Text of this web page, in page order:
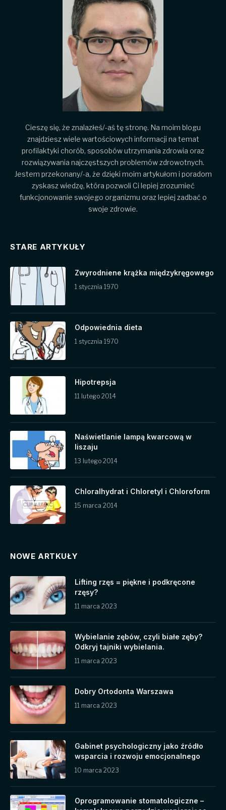
Cieszę się, że znalazłeś/-aś tę stronę. Na moim blogu
znajdziesz wiele wartościowych informacji na temat
profilaktyki chorób, sposobów utrzymania zdrowia oraz
rozwiązywania najczęstszych problemów zdrowotnych.
Jestem przekonany/-a, że dzięki moim artykułom i poradom
zyskasz wiedzę, która pozwoli Ci lepiej zrozumieć
funkcjonowanie swojego organizmu oraz lepiej zadbać o
swoje zdrowie.
STARE ARTYKUŁY
Zwyrodniene krążka międzykręgowego
1 stycznia 1970
Odpowiednia dieta
1 stycznia 1970
Hipotrepsja
11 lutego 2014
Naświetlanie lampą kwarcową w
liszaju
13 lutego 2014
Chloralhydrat i Chloretyl i Chloroform
15 marca 2014
NOWE ARTKUŁY
Lifting rzęs = piękne i podkręcone
rzęsy?
11 marca 2023
Wybielanie zębów, czyli białe zęby?
Odkryj tajniki wybielania.
11 marca 2023
Dobry Ortodonta Warszawa
11 marca 2023
Gabinet psychologiczny jako źródło
wsparcia i rozwoju emocjonalnego
10 marca 2023
Oprogramowanie stomatologiczne –